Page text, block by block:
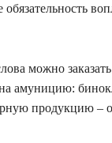
можно
амуницию:
продукцию –